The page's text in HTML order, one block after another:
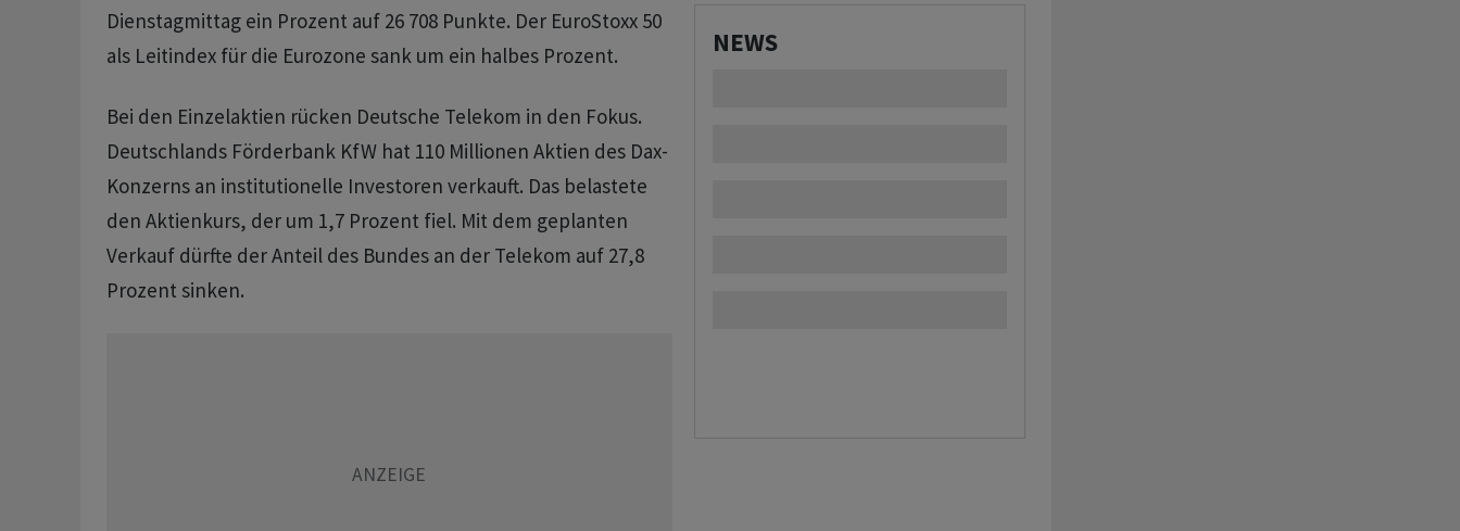
Dienstagmittag ein Prozent auf 26 708 Punkte. Der EuroStoxx 50
als Leitindex für die Eurozone sank um ein halbes Prozent.
Bei den Einzelaktien rücken Deutsche Telekom in den Fokus.
Deutschlands Förderbank KfW hat 110 Millionen Aktien des Dax-
Konzerns an institutionelle Investoren verkauft. Das belastete
den Aktienkurs, der um 1,7 Prozent fiel. Mit dem geplanten
Verkauf dürfte der Anteil des Bundes an der Telekom auf 27,8
Prozent sinken.
NEWS